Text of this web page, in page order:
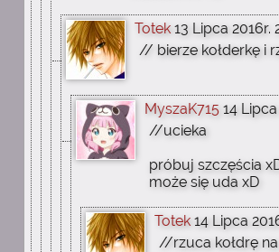
Totek 13 Lipca 2016r.
// bierze kołderkę i
MyszaK715 14 Lipca
//ucieka
próbuj szczęścia
może się uda xD
Totek 14 Lipca
//rzuca kołdrę